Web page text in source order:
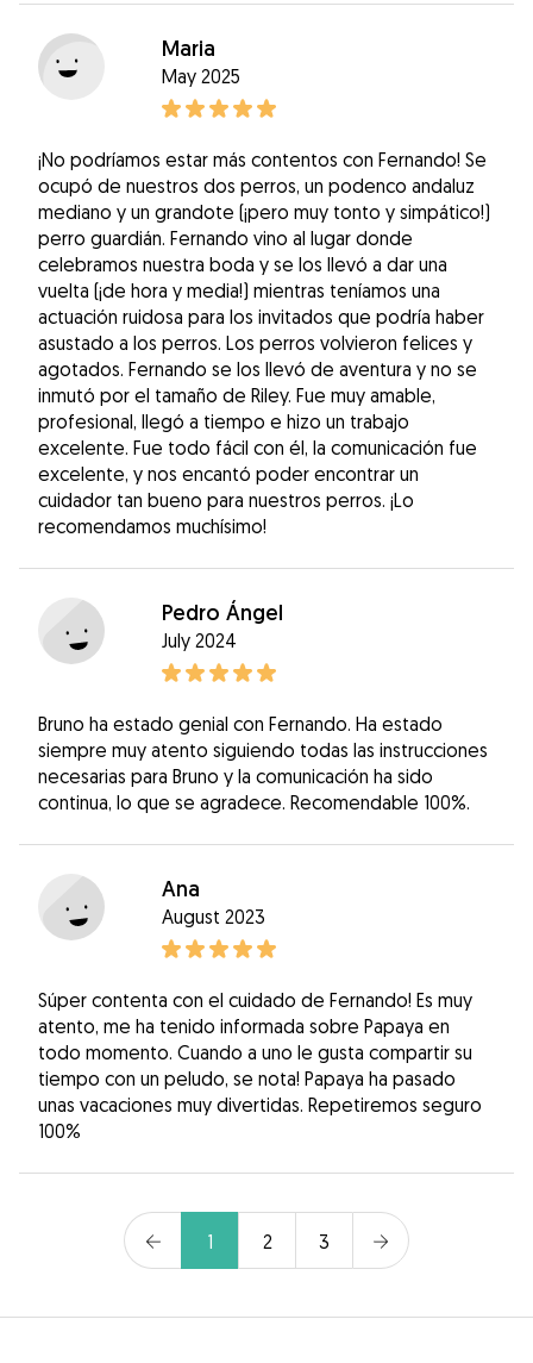
Maria
May 2025
¡No podríamos estar más contentos con Fernando! Se
ocupó de nuestros dos perros, un podenco andaluz
mediano y un grandote (¡pero muy tonto y simpático!)
perro guardián. Fernando vino al lugar donde
celebramos nuestra boda y se los llevó a dar una
vuelta (¡de hora y media!) mientras teníamos una
actuación ruidosa para los invitados que podría haber
asustado a los perros. Los perros volvieron felices y
agotados. Fernando se los llevó de aventura y no se
inmutó por el tamaño de Riley. Fue muy amable,
profesional, llegó a tiempo e hizo un trabajo
excelente. Fue todo fácil con él, la comunicación fue
excelente, y nos encantó poder encontrar un
cuidador tan bueno para nuestros perros. ¡Lo
recomendamos muchísimo!
Pedro Ángel
July 2024
Bruno ha estado genial con Fernando. Ha estado
siempre muy atento siguiendo todas las instrucciones
necesarias para Bruno y la comunicación ha sido
continua, lo que se agradece. Recomendable 100%.
Ana
August 2023
Súper contenta con el cuidado de Fernando! Es muy
atento, me ha tenido informada sobre Papaya en
todo momento. Cuando a uno le gusta compartir su
tiempo con un peludo, se nota! Papaya ha pasado
unas vacaciones muy divertidas. Repetiremos seguro
100%
1 2 3